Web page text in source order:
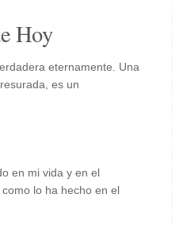
Hoy
eternamente. Una
es un
en mi vida y en el
lo ha hecho en el